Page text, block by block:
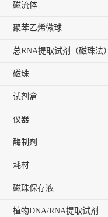
磁流体
聚苯乙烯微球
总RNA提取试剂（磁珠法）
磁珠
试剂盒
仪器
酶制剂
耗材
磁珠保存液
植物DNA/RNA提取试剂